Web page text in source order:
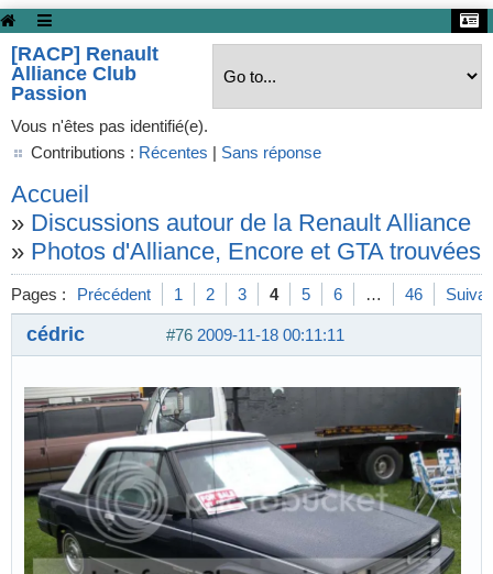
[RACP] Renault
Alliance Club
Passion
Vous n'êtes pas identifié(e).
Contributions : Récentes | Sans réponse
Accueil
» Discussions autour de la Renault Alliance
» Photos d'Alliance, Encore et GTA trouvées
Pages : Précédent 1 2 3 4 5 6 … 46
#76 2009-11-18 00:11:11
cédric